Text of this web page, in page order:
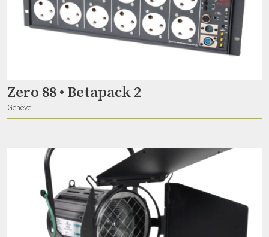
Régie audio numérique
Espace « spectaculaire » !
Residence Sev52
Lausanne
Zero 88 • Betapack 2
Genève